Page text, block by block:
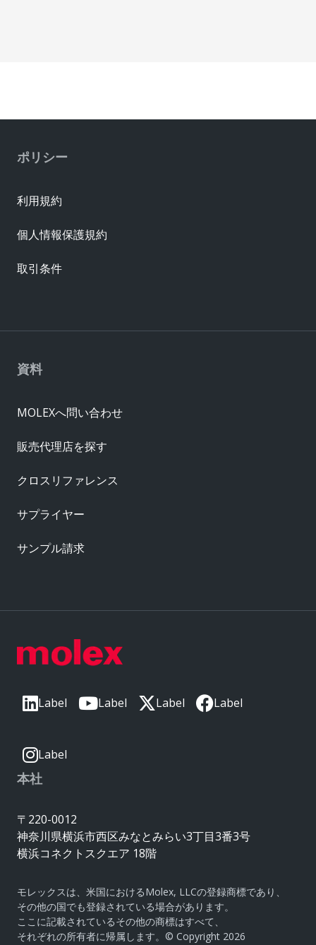
Label Label Label Label
Label
本社
〒220-0012
神奈川県横浜市西区みなとみらい3丁目3番3号
横浜コネクトスクエア 18階
モレックスは、米国におけるMolex, LLCの登録商標であり、
その他の国でも登録されている場合があります。
ここに記載されているその他の商標はすべて、
それぞれの所有者に帰属します。© Copyright 2026
資料
MOLEXへ問い合わせ
販売代理店を探す
クロスリファレンス
サプライヤー
サンプル請求
ポリシー
利用規約
個人情報保護規約
取引条件